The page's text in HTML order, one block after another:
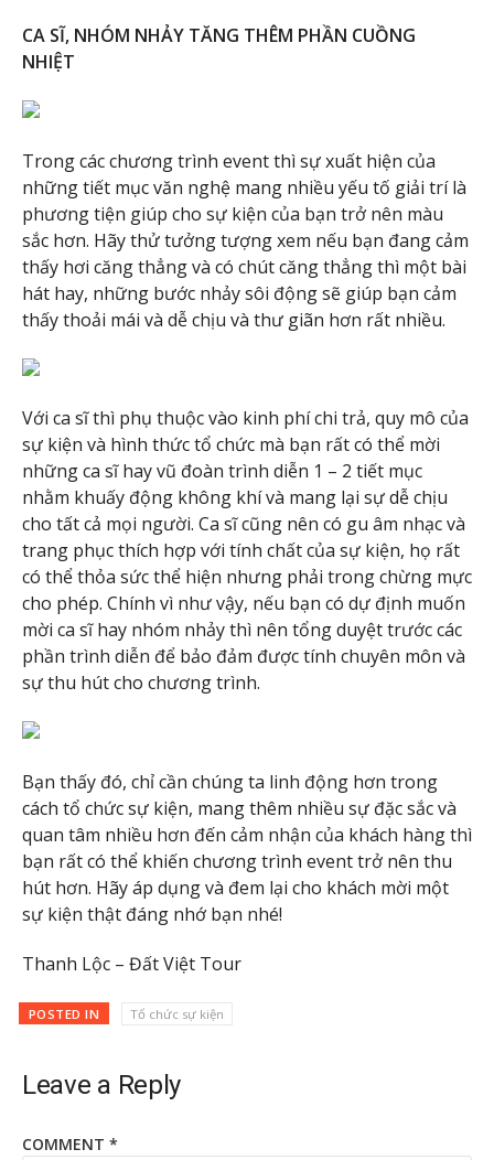
CA SĨ, NHÓM NHẢY TĂNG THÊM PHẦN CUỒNG
NHIỆT
Trong các chương trình event thì sự xuất hiện của
những tiết mục văn nghệ mang nhiều yếu tố giải trí là
phương tiện giúp cho sự kiện của bạn trở nên màu
sắc hơn. Hãy thử tưởng tượng xem nếu bạn đang cảm
thấy hơi căng thẳng và có chút căng thẳng thì một bài
hát hay, những bước nhảy sôi động sẽ giúp bạn cảm
thấy thoải mái và dễ chịu và thư giãn hơn rất nhiều.
Với ca sĩ thì phụ thuộc vào kinh phí chi trả, quy mô của
sự kiện và hình thức tổ chức mà bạn rất có thể mời
những ca sĩ hay vũ đoàn trình diễn 1 – 2 tiết mục
nhằm khuấy động không khí và mang lại sự dễ chịu
cho tất cả mọi người. Ca sĩ cũng nên có gu âm nhạc và
trang phục thích hợp với tính chất của sự kiện, họ rất
có thể thỏa sức thể hiện nhưng phải trong chừng mực
cho phép. Chính vì như vậy, nếu bạn có dự định muốn
mời ca sĩ hay nhóm nhảy thì nên tổng duyệt trước các
phần trình diễn để bảo đảm được tính chuyên môn và
sự thu hút cho chương trình.
Bạn thấy đó, chỉ cần chúng ta linh động hơn trong
cách tổ chức sự kiện, mang thêm nhiều sự đặc sắc và
quan tâm nhiều hơn đến cảm nhận của khách hàng thì
bạn rất có thể khiến chương trình event trở nên thu
hút hơn. Hãy áp dụng và đem lại cho khách mời một
sự kiện thật đáng nhớ bạn nhé!
Thanh Lộc – Đất Việt Tour
POSTED IN Tổ chức sự kiện
Leave a Reply
COMMENT *